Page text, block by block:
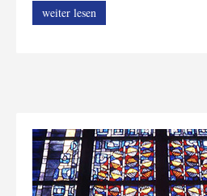
weiter lesen